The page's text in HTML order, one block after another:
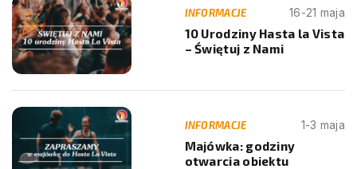
INFORMACJE 16-21 maja
10 Urodziny Hasta la Vista
– Świętuj z Nami
INFORMACJE 1-3 maja
Majówka: godziny
otwarcia obiektu